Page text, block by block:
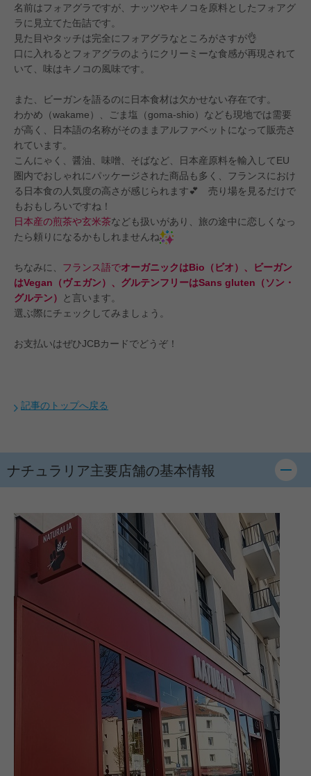
名前はフォアグラですが、ナッツやキノコを原料としたフォアグ
ラに見立てた缶詰です。
見た目やタッチは完全にフォアグラなところがさすが👌
口に入れるとフォアグラのようにクリーミーな食感が再現されて
いて、味はキノコの風味です。
また、ビーガンを語るのに日本食材は欠かせない存在です。
わかめ（wakame）、ごま塩（goma-shio）なども現地では需要
が高く、日本語の名称がそのままアルファベットになって販売さ
れています。
こんにゃく、醤油、味噌、そばなど、日本産原料を輸入してEU
圏内でおしゃれにパッケージされた商品も多く、フランスにおけ
る日本食の人気度の高さが感じられます💕 売り場を見るだけで
もおもしろいですね！
日本産の煎茶や玄米茶なども扱いがあり、旅の途中に恋しくなっ
たら頼りになるかもしれませんね
ちなみに、 フランス語でオーガニックはBio（ビオ）、ビーガン
はVegan（ヴェガン）、グルテンフリーはSans gluten（ソン・
グルテン）
と言います。
選ぶ際にチェックしてみましょう。
お支払いはぜひJCBカードでどうぞ！
記事のトップへ戻る
ナチュラリア主要店舗の基本情報